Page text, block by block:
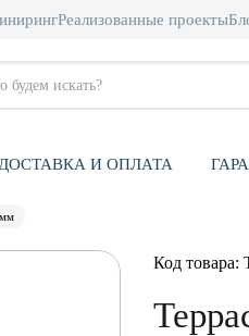
Реализованные проекты
ДОСТАВКА И ОПЛАТА
Код товара: